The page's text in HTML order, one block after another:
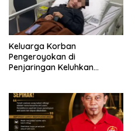
Keluarga Korban
Pengeroyokan di
Penjaringan Keluhkan
Masih di Kapolsek